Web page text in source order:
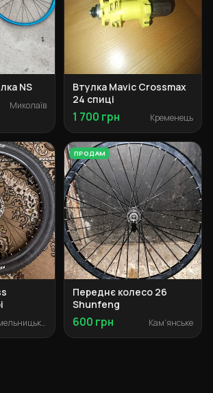
NS
Миколаїв
Втулка Mavic Crossmax
24 спиці
1 700 грн Кременець
Хмельницький
ПРОДАМ
Переднє колесо 26
Shunfeng
600 грн Кам'янське